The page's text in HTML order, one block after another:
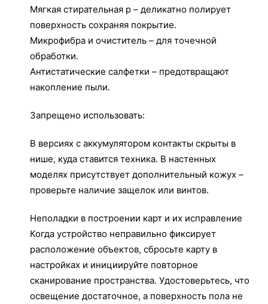
Мягкая стирательная р – деликатно полирует
поверхность сохраняя покрытие.
Микрофибра и очиститель – для точечной
обработки.
Антистатические салфетки – предотвращают
накопление пыли.
Запрещено использовать:
В версиях с аккумулятором контакты скрыты в
нише, куда ставится техника. В настенных
моделях присутствует дополнительный кожух –
проверьте наличие защелок или винтов.
Неполадки в построении карт и их исправление
Когда устройство неправильно фиксирует
расположение объектов, сбросьте карту в
настройках и инициируйте повторное
сканирование пространства. Удостоверьтесь, что
освещение достаточное, а поверхность пола не